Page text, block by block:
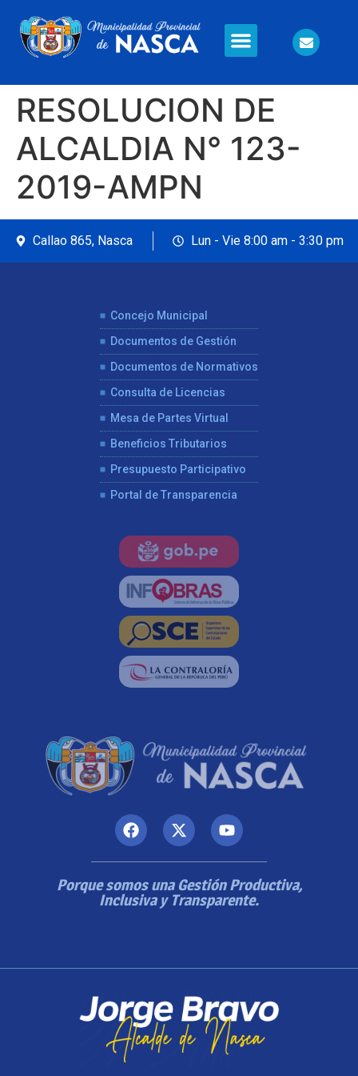
RESOLUCION DE
ALCALDIA N° 123-
2019-AMPN
Callao 865, Nasca Lun - Vie 8:00 am - 3:30 pm
Concejo Municipal
Documentos de Gestión
Documentos de Normativos
Consulta de Licencias
Mesa de Partes Virtual
Beneficios Tributarios
Presupuesto Participativo
Portal de Transparencia
Porque somos una Gestión Productiva,
Inclusiva y Transparente.